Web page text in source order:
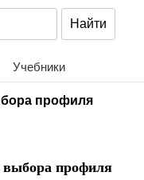
Учебники
профиля
выбора профиля